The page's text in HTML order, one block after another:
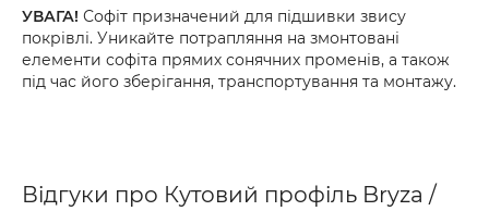
УВАГА! Софіт призначений для підшивки звису
покрівлі. Уникайте потрапляння на змонтовані
елементи софіта прямих сонячних променів, а також
під час його зберігання, транспортування та монтажу.
Відгуки про Кутовий профіль Bryza /